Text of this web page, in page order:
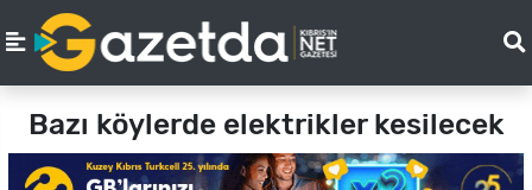
Bazı köylerde elektrikler kesilecek